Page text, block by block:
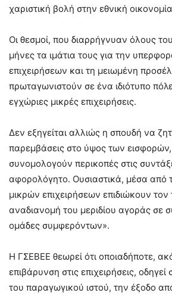
χαριστική βολή στην εθνική
Οι θεσμοί, που διαρρήγνυαν όλους
μήνες τα ιμάτια τους για την
επιχειρήσεων και τη μειωμένη
πρωταγωνιστούν σε ένα ιδιότυπο
εγχώριες μικρές επιχειρήσεις.
Δεν εξηγείται αλλιώς η σπουδή να
παρεμβάσεις στο ύψος των
συνομολογούν περικοπές στις
αφορολόγητο. Ουσιαστικά, μέσα από
μικρών επιχειρήσεων επιδιώκουν τον
αναδιανομή του μεριδίου αγοράς σε
ομάδες συμφερόντων».
Η ΓΣΕΒΕΕ θεωρεί ότι οποιαδήποτε,
επιβάρυνση στις επιχειρήσεις,
του παραγωγικού ιστού, την έξοδο